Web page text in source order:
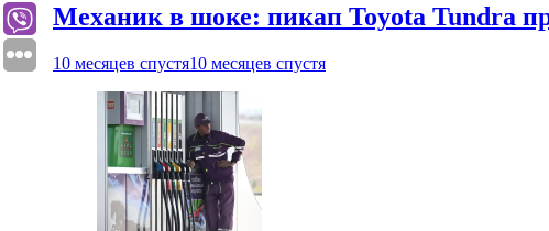
Механик в шоке: пикап Toyota Tundra
10 месяцев спустя10 месяцев спустя